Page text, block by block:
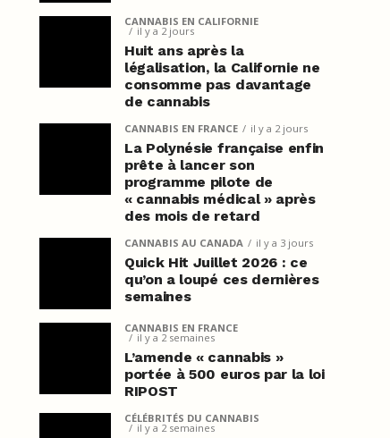
CANNABIS EN CALIFORNIE
il y a 2 jours
Huit ans après la
légalisation, la Californie ne
consomme pas davantage
de cannabis
CANNABIS EN FRANCE il y a 2 jours
La Polynésie française enfin
prête à lancer son
programme pilote de
« cannabis médical » après
des mois de retard
CANNABIS AU CANADA il y a 3 jours
Quick Hit Juillet 2026 : ce
qu’on a loupé ces dernières
semaines
CANNABIS EN FRANCE
il y a 2 semaines
L’amende « cannabis »
portée à 500 euros par la loi
RIPOST
CÉLÉBRITÉS DU CANNABIS
il y a 2 semaines